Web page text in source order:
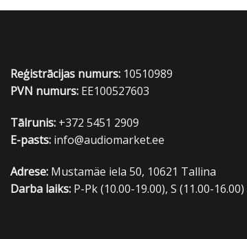
Reģistrācijas numurs: 10510989
PVN numurs: EE100527603
Tālrunis: +372 5451 2909
E-pasts: info@audiomarket.ee
Adrese: Mustamäe iela 50, 10621 Tallina
Darba laiks: P-Pk (10.00-19.00), S (11.00-16.00)